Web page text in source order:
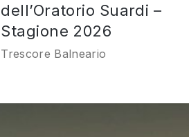
dell’Oratorio Suardi –
Stagione 2026
Trescore Balneario